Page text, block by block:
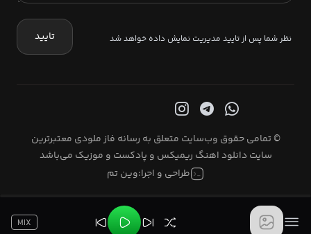
نظر شما پس از تایید مدیریت نمایش داده خواهد شد تایید
© تمامی حقوق وب‌سایت متعلق به رسانه فاز ملودی معتبرترین
سایت دانلود اهنگ ریمیکس و پادکست و موزیک می‌باشد
طراحی و اجرا:وین تم
MIX